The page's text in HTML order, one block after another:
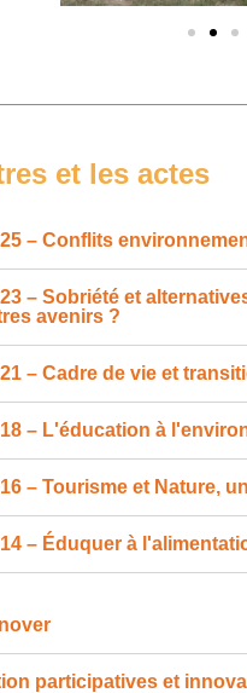
et les actes
– Conflits
– Sobriété et
avenirs ?
– Cadre de vie et
– L'éducation à
– Tourisme et Nature,
– Éduquer à
participatives et